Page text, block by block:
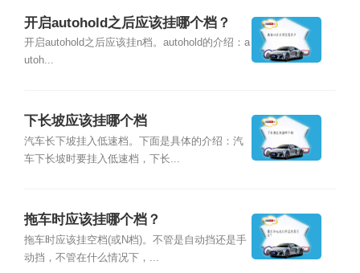
开启autohold之后应该挂哪个档？
开启autohold之后应该挂n档。autohold的介绍：a
utoh...
下长坡应该挂哪个档
汽车长下坡挂入低速档。下面是具体的介绍：汽
车下长坡时要挂入低速档，下长...
拖车时应该挂哪个档？
拖车时应该挂空档(或N档)。不管是自动挡还是手
动挡，不管在什么情况下，...